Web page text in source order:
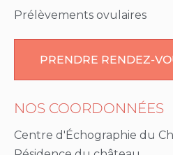
Prélèvements ovulaires
PRENDRE RENDEZ-
NOS COORDONNÉES
Centre d'Échographie du